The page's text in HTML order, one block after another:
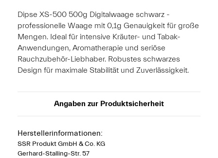
Dipse XS-500 500g Digitalwaage schwarz -
professionelle Waage mit 0,1g Genauigkeit für große
Mengen. Ideal für intensive Kräuter- und Tabak-
Anwendungen, Aromatherapie und seriöse
Rauchzubehör-Liebhaber. Robustes schwarzes
Design für maximale Stabilität und Zuverlässigkeit.
Angaben zur Produktsicherheit
Herstellerinformationen:
SSR Produkt GmbH & Co. KG
Gerhard-Stalling-Str. 57